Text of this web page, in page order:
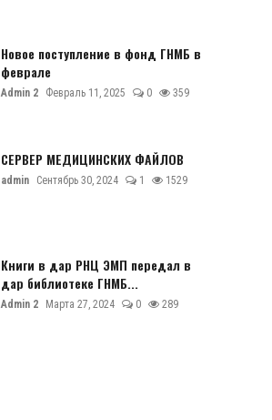
Новое поступление в фонд ГНМБ в
феврале
Admin 2 Февраль 11, 2025 0 359
СЕРВЕР МЕДИЦИНСКИХ ФАЙЛОВ
admin Сентябрь 30, 2024 1 1529
Книги в дар РНЦ ЭМП передал в
дар библиотеке ГНМБ...
Admin 2 Марта 27, 2024 0 289